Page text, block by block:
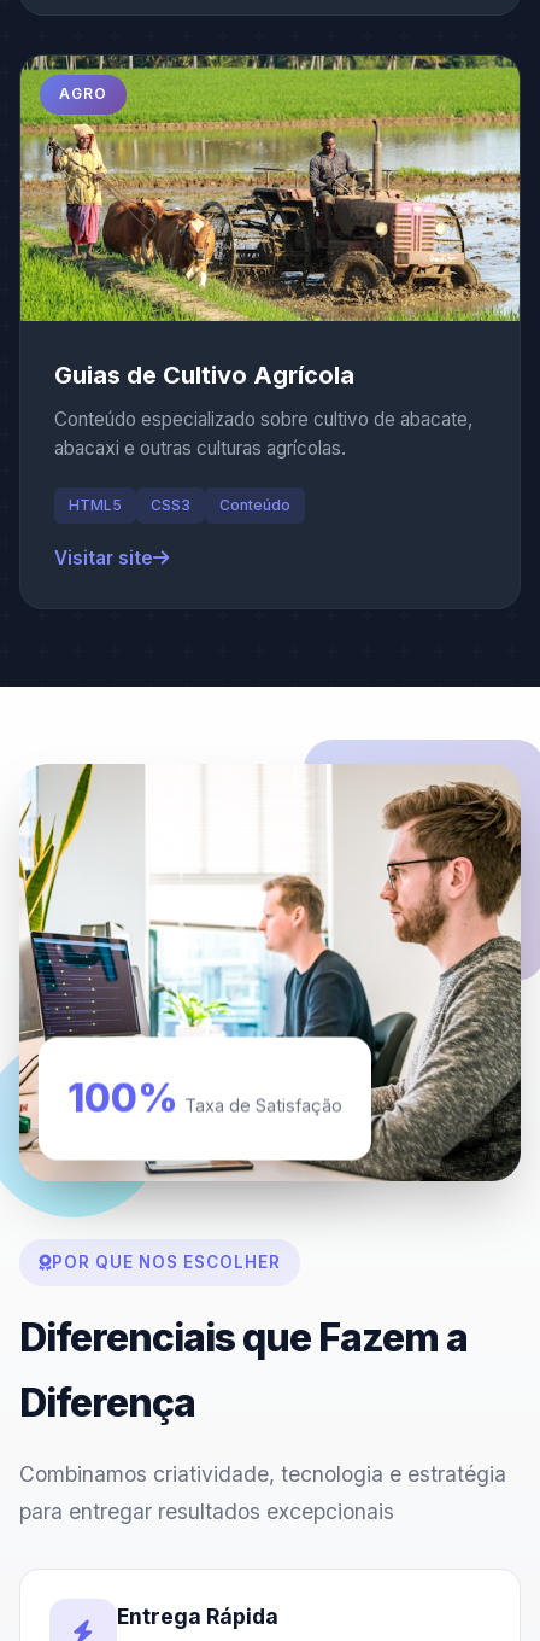
AGRO
Guias de Cultivo Agrícola
Conteúdo especializado sobre cultivo de abacate,
abacaxi e outras culturas agrícolas.
HTML5 CSS3 Conteúdo
Visitar site
POR QUE NOS ESCOLHER
Diferenciais que Fazem a
Diferença
Combinamos criatividade, tecnologia e estratégia
para entregar resultados excepcionais
Entrega Rápida
100%